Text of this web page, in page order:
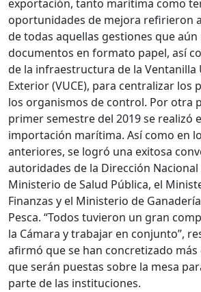
exportación, tanto marítima como
oportunidades de mejora refirieron
de todas aquellas gestiones que
documentos en formato papel, así
de la infraestructura de la Ventanilla
Exterior (VUCE), para centralizar los
los organismos de control. Por otra
primer semestre del 2019 se realizó
importación marítima. Así como en
anteriores, se logró una exitosa
autoridades de la Dirección Nacional
Ministerio de Salud Pública, el
Finanzas y el Ministerio de
Pesca. “Todos tuvieron un gran
la Cámara y trabajar en conjunto”,
afirmó que se han concretizado
que serán puestas sobre la mesa
parte de las instituciones.